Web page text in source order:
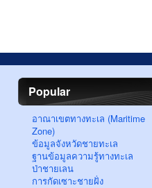
Popular
อาณาเขตทางทะเล (Maritime
Zone)
ข้อมูลจังหวัดชายทะเล
ฐานข้อมูลความรู้ทางทะเล
ป่าชายเลน
การกัดเซาะชายฝั่ง